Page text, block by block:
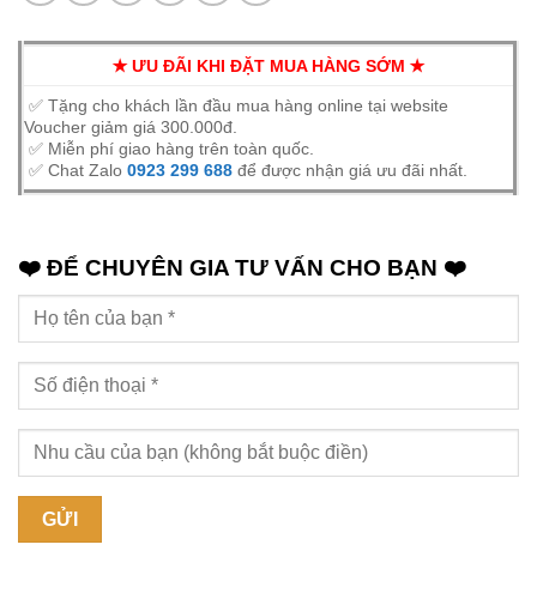
✭ ƯU ĐÃI KHI ĐẶT MUA HÀNG SỚM ✭
✅ Tặng cho khách lần đầu mua hàng online tại website
Voucher giảm giá 300.000đ.
✅ Miễn phí giao hàng trên toàn quốc.
✅ Chat Zalo 0923 299 688 để được nhận giá ưu đãi nhất.
❤️ ĐỂ CHUYÊN GIA TƯ VẤN CHO BẠN ❤️